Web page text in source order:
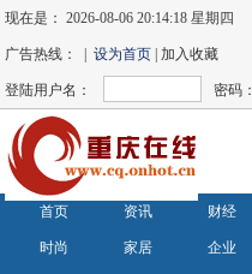
现在是：2026-08-06 20:14:18 星期四
广告热线： |设为首页 | 加入收藏
登陆用户名： 密码：
首页 资讯 财经
时尚 家居 企业